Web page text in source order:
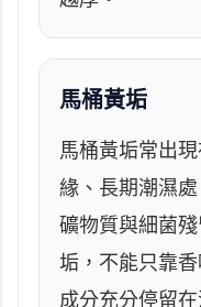
馬桶黃垢
馬桶黃垢常出
緣、長期潮濕
礦物質與細菌
垢，不能只靠
成分充分停留